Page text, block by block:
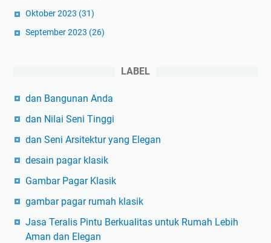
Oktober 2023 (31)
September 2023 (26)
LABEL
dan Bangunan Anda
dan Nilai Seni Tinggi
dan Seni Arsitektur yang Elegan
desain pagar klasik
Gambar Pagar Klasik
gambar pagar rumah klasik
Jasa Teralis Pintu Berkualitas untuk Rumah Lebih
Aman dan Elegan